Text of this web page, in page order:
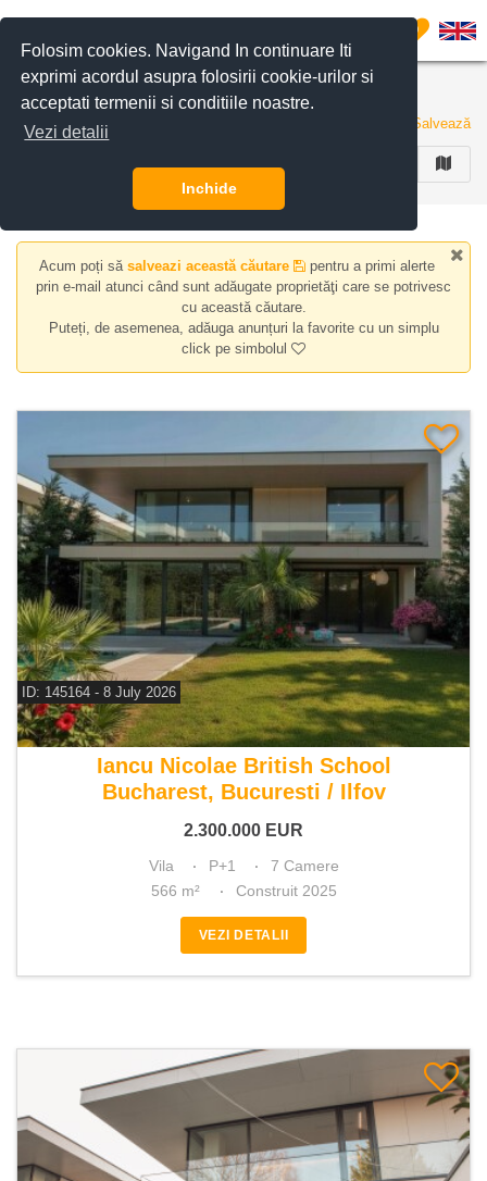
Folosim cookies. Navigand In continuare Iti
exprimi acordul asupra folosirii cookie-urilor si
acceptati termenii si conditiile noastre.
Vezi detalii
Inchide
0
Case/Vile de vanzare
38 de anunturi Salvează
FILTREAZA
Acum poți să salveazi această căutare
pentru a primi alerte
prin e-mail atunci când sunt adăugate proprietăţi care se potrivesc
cu această căutare.
Puteți, de asemenea, adăuga anunțuri la favorite cu un simplu
click pe simbolul
ID: 145164 - 8 July 2026
De vanzare vila 7 camere
Iancu Nicolae British School
Bucharest, Bucuresti / Ilfov
2.300.000 EUR
Vila P+1
7 Camere
566 m²
Construit 2025
VEZI DETALII